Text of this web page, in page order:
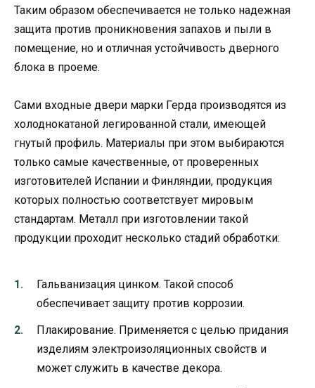
Таким образом обеспечивается не только надежная
защита против проникновения запахов и пыли в
помещение, но и отличная устойчивость дверного
блока в проеме.
Сами входные двери марки Герда производятся из
холоднокатаной легированной стали, имеющей
гнутый профиль. Материалы при этом выбираются
только самые качественные, от проверенных
изготовителей Испании и Финляндии, продукция
которых полностью соответствует мировым
стандартам. Металл при изготовлении такой
продукции проходит несколько стадий обработки:
Гальванизация цинком. Такой способ
обеспечивает защиту против коррозии.
Плакирование. Применяется с целью придания
изделиям электроизоляционных свойств и
может служить в качестве декора.